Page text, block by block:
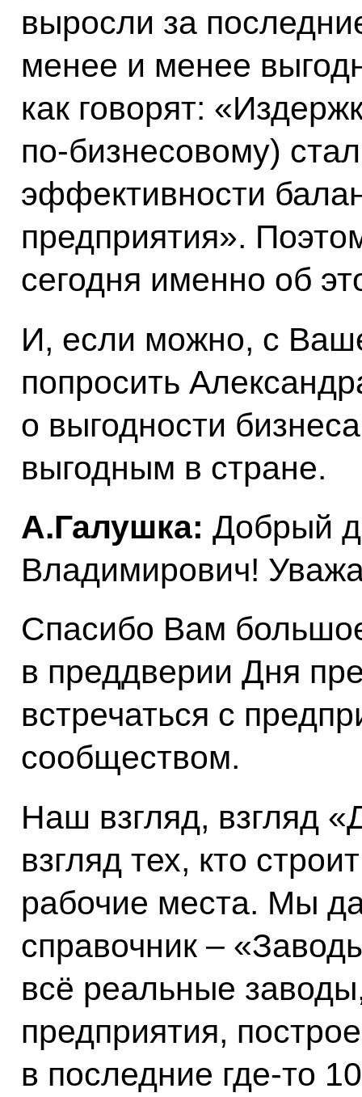
выросли за
менее и менее
как говорят:
по‑бизнесовому)
эффективности
предприятия».
сегодня именно об
И, если можно, с
попросить
о выгодности
выгодным в стране.
А.Галушка: Добрый
Владимирович!
Спасибо Вам
в преддверии Дня
встречаться с
сообществом.
Наш взгляд, взгляд
взгляд тех, кто
рабочие места. Мы
справочник –
всё реальные
предприятия,
в последние где‑то